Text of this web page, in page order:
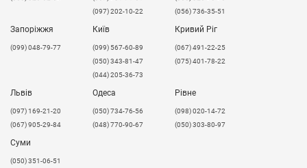
(097) 202-10-22
(056) 736-35-51
Запоріжжя
(099) 048-79-77
Київ
(099) 567-60-89
(050) 343-81-47
(044) 205-36-73
Кривий Ріг
(067) 491-22-25
(075) 401-78-22
Львів
​(097) 169-21-20
(067) 905-29-84
Одеса
(050) 734-76-56
(048) 770-90-67
Рівне
(098) 020-14-72
(050) 303-80-97
Суми
(050) 351-06-51